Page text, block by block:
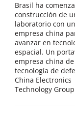
Brasil ha
construcción de
laboratorio con
empresa china
avanzar en
espacial. Un
empresa china de
tecnología de
China Electronics
Technology